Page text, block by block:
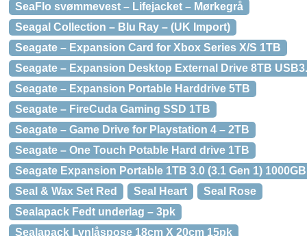
SeaFlo svømmevest – Lifejacket – Mørkegrå
Seagal Collection – Blu Ray – (UK Import)
Seagate – Expansion Card for Xbox Series X/S 1TB
Seagate – Expansion Desktop External Drive 8TB
Seagate – Expansion Portable Harddrive 5TB
Seagate – FireCuda Gaming SSD 1TB
Seagate – Game Drive for Playstation 4 – 2TB
Seagate – One Touch Potable Hard drive 1TB
Seagate Expansion Portable 1TB 3.0 (3.1 Gen 1)
Seal & Wax Set Red
Seal Heart
Seal Rose
Sealapack Fedt underlag – 3pk
Sealapack Lynlåspose 18cm X 20cm 15pk